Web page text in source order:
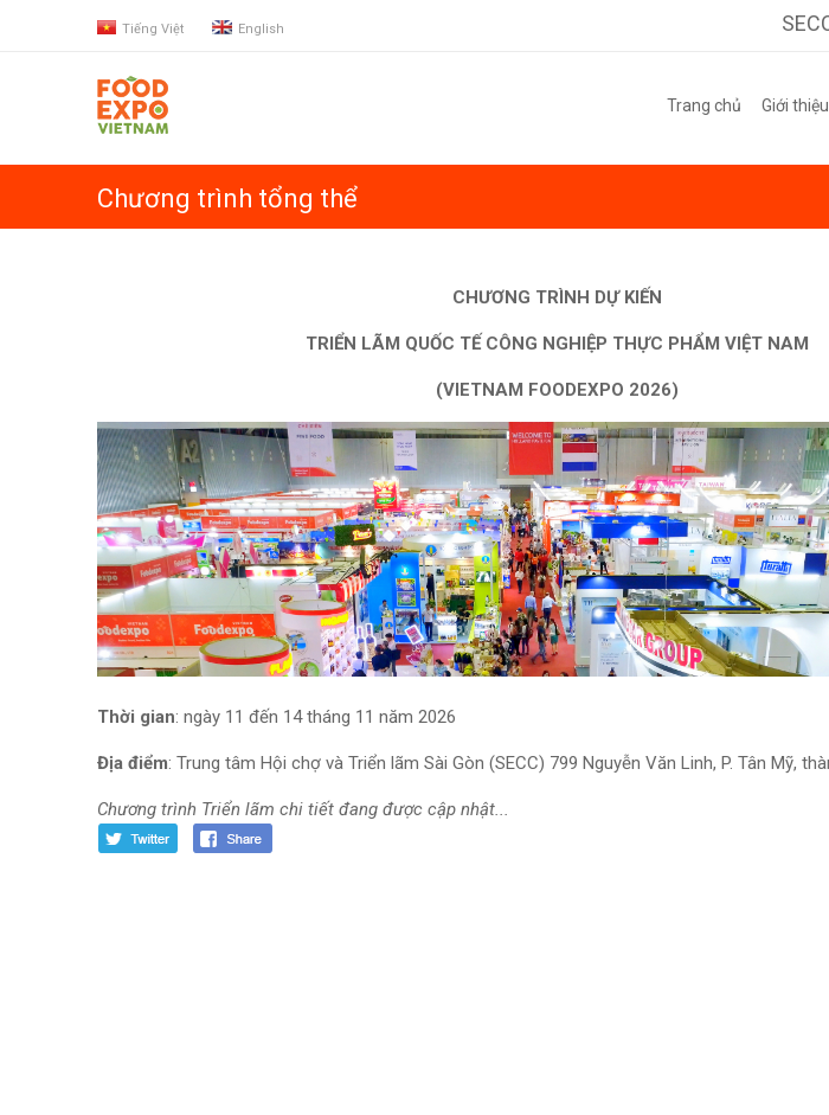
Tiếng Việt English
Trang chủ Giới thiệu
Chương trình tổng thể
CHƯƠNG TRÌNH DỰ KIẾN
TRIỂN LÃM QUỐC TẾ CÔNG NGHIỆP THỰC PHẨM VIỆT NAM
(VIETNAM FOODEXPO 2026)
Thời gian: ngày 11 đến 14 tháng 11 năm 2026
Địa điểm: Trung tâm Hội chợ và Triển lãm Sài Gòn (SECC) 799 Nguyễn Văn Linh, P. Tân Mỹ,
Chương trình Triển lãm chi tiết đang được cập nhật...